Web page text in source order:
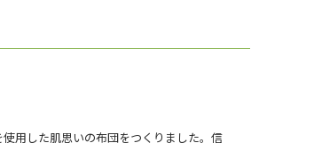
用した肌思いの布団をつくりました。信